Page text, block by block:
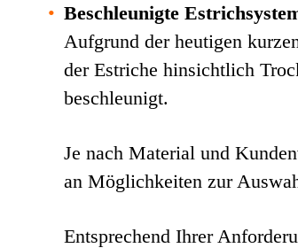
• Beschleunigte
Aufgrund der heutigen
der Estriche hinsichtlich
beschleunigt.
Je nach Material und
an Möglichkeiten zur
Entsprechend Ihrer